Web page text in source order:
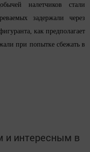
налетчиков стали
задержали через
как предполагает
при попытке сбежать в
интересным в